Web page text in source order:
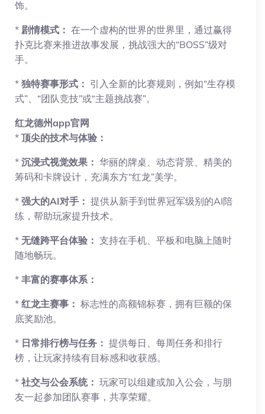
饰。
* 剧情模式： 在一个虚构的世界的世界里，通过赢得
扑克比赛来推进故事发展，挑战强大的“BOSS”级对
手。
* 独特赛事形式： 引入全新的比赛规则，例如“生存模
式”、“团队竞技”或“主题挑战赛”。
红龙德州app官网
* 顶尖的技术与体验：
* 沉浸式视觉效果： 华丽的牌桌、动态背景、精美的
筹码和卡牌设计，充满东方“红龙”美学。
* 强大的AI对手： 提供从新手到世界冠军级别的AI陪
练，帮助玩家提升技术。
* 无缝跨平台体验： 支持在手机、平板和电脑上随时
随地畅玩。
* 丰富的赛事体系：
* 红龙主赛事： 标志性的高额锦标赛，拥有巨额的保
底奖励池。
* 日常排行榜与任务： 提供每日、每周任务和排行
榜，让玩家持续有目标感和收获感。
* 社交与公会系统： 玩家可以组建或加入公会，与朋
友一起参加团队赛事，共享荣耀。